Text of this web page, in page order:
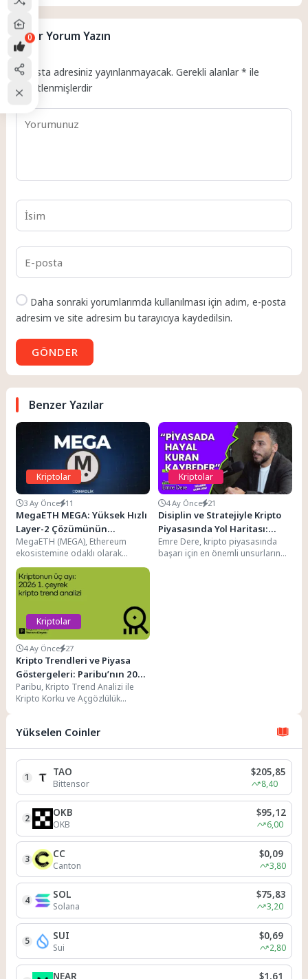
Bir Yorum Yazın
E-posta adresiniz yayınlanmayacak. Gerekli alanlar* ile
işaretlenmişlerdir
Daha sonraki yorumlarımda kullanılması için adım, e-posta
adresim ve site adresim bu tarayıcıya kaydedilsin.
GÖNDER
Benzer Yazılar
Kriptolar
3 Ay Önce 11
MegaETH MEGA: Yüksek Hızlı
Layer-2 Çözümünün
İncelenmesi
MegaETH (MEGA), Ethereum
ekosistemine odaklı olarak
geliştirilmiş bir Layer-2
çözümüdür ve hedefi işlem hızını
artırmak...
Kriptolar
4 Ay Önce 21
Disiplin ve Stratejiyle Kripto
Piyasasında Yol Haritası:
Emre Dere’nin Tavsiyeleri
Emre Dere, kripto piyasasında
başarı için en önemli unsurların
Kriptolar
4 Ay Önce 27
Kripto Trendleri ve Piyasa
Göstergeleri: Paribu’nın 2026
İlk Çeyreği Değerlendirmesi
Paribu, Kripto Trend Analizi ile
Kripto Korku ve Açgözlülük
Yükselen Coinler
1 TAO
Bittensor
$205,85
8,40
2 OKB
OKB
$95,12
6,00
3 CC
Canton
$0,09
3,80
4 SOL
Solana
$75,83
3,20
5 SUI
Sui
$0,69
2,80
NEAR $1,61
0